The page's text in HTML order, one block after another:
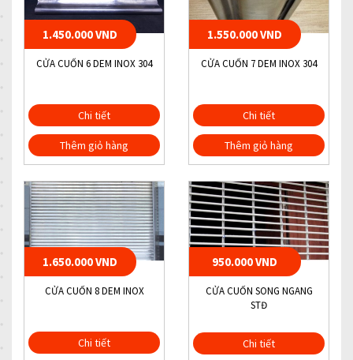
1.450.000 VND
CỬA CUỐN 6 DEM INOX 304
Chi tiết
Thêm giỏ hàng
1.550.000 VND
CỬA CUỐN 7 DEM INOX 304
Chi tiết
Thêm giỏ hàng
1.650.000 VND
CỬA CUỐN 8 DEM INOX
Chi tiết
950.000 VND
CỬA CUỐN SONG NGANG
STĐ
Chi tiết